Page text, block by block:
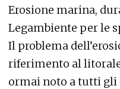
Erosione marina,
Legambiente per le
Il problema
riferimento al
ormai noto a tutti